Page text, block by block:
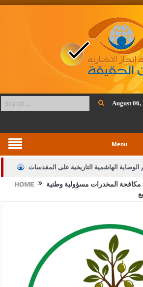
August 06,
Menu
الهاشمية التاريخية على المقدسات
الإسلامية والمسيحية
النواب يقر مشروع تعديل قانون الملكية العقارية
تشكيلات إدارية واسعة في الداخلية (اسماء)
الصحف اليومية ويؤكد حرص مجلس النواب
شراكة فاعلة مع الإعلام
HOME
مكافحة المخدرات مسؤولية وطنية